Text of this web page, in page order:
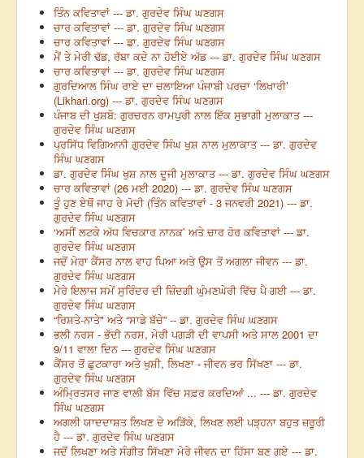
ਤਿੰਨ ਕਵਿਤਾਵਾਂ --- ਡਾ. ਗੁਰਦੇਵ ਸਿੰਘ ਘਣਗਸ
ਚਾਰ ਕਵਿਤਾਵਾਂ --- ਡਾ. ਗੁਰਦੇਵ ਸਿੰਘ ਘਣਗਸ
ਚਾਰ ਕਵਿਤਾਵਾਂ --- ਡਾ. ਗੁਰਦੇਵ ਸਿੰਘ ਘਣਗਸ
ਮੈਂ ਤੇ ਮੇਰੀ ਢੱਡ, ਰੱਬਾ ਕਦੇ ਨਾ ਹੋਈਏ ਅੱਡ --- ਡਾ. ਗੁਰਦੇਵ ਸਿੰਘ ਘਣਗਸ
ਚਾਰ ਕਵਿਤਾਵਾਂ --- ਡਾ. ਗੁਰਦੇਵ ਸਿੰਘ ਘਣਗਸ
ਗੁਰਦਿਆਲ ਸਿੰਘ ਰਾਏ ਦਾ ਚਲਾਇਆ ਪੰਜਾਬੀ ਪਰਚਾ ‘ਲਿਖਾਰੀ’
(Likhari.org) --- ਡਾ. ਗੁਰਦੇਵ ਸਿੰਘ ਘਣਗਸ
ਪੰਜਾਬ ਦੀ ਖੁਸ਼ਬੋ: ਗੁਰਚਰਨ ਰਾਮਪੁਰੀ ਨਾਲ ਇੱਕ ਸੁਭਾਗੀ ਮੁਲਾਕਾਤ ---
ਗੁਰਦੇਵ ਸਿੰਘ ਘਣਗਸ
ਪ੍ਰਸਿੱਧ ਵਿਗਿਆਨੀ ਗੁਰਦੇਵ ਸਿੰਘ ਖੁਸ਼ ਨਾਲ ਮੁਲਾਕਾਤ --- ਡਾ. ਗੁਰਦੇਵ
ਸਿੰਘ ਘਣਗਸ
ਡਾ. ਗੁਰਦੇਵ ਸਿੰਘ ਖੁਸ਼ ਨਾਲ ਦੂਜੀ ਮੁਲਾਕਾਤ --- ਡਾ. ਗੁਰਦੇਵ ਸਿੰਘ ਘਣਗਸ
ਚਾਰ ਕਵਿਤਾਵਾਂ (26 ਮਈ 2020) --- ਡਾ. ਗੁਰਦੇਵ ਸਿੰਘ ਘਣਗਸ
ਤੂੰ ਹੁਣ ਏਥੋਂ ਜਾਹ ਰੇ ਮੋਦੀ (ਤਿੰਨ ਕਵਿਤਾਵਾਂ - 3 ਜਨਵਰੀ 2021) --- ਡਾ.
ਗੁਰਦੇਵ ਸਿੰਘ ਘਣਗਸ
‘ਅਸੀਂ ਲਟਕੇ ਅੱਧ ਵਿਚਕਾਰ ਨਾਨਕ’ ਅਤੇ ਚਾਰ ਹੋਰ ਕਵਿਤਾਵਾਂ --- ਡਾ.
ਗੁਰਦੇਵ ਸਿੰਘ ਘਣਗਸ
ਜਦੋਂ ਮੇਰਾ ਕੈਂਸਰ ਨਾਲ ਵਾਹ ਪਿਆ ਅਤੇ ਉਸ ਤੋਂ ਅਗਲਾ ਜੀਵਨ --- ਡਾ.
ਗੁਰਦੇਵ ਸਿੰਘ ਘਣਗਸ
ਮੇਰੇ ਇਲਾਜ ਸਮੇਂ ਸੁਰਿੰਦਰ ਦੀ ਜ਼ਿੰਦਗੀ ਘੁੰਮਣਘੇਰੀ ਵਿੱਚ ਪੈ ਗਈ --- ਡਾ.
ਗੁਰਦੇਵ ਸਿੰਘ ਘਣਗਸ
“ਰਿਸ਼ਤੇ-ਨਾਤੇ" ਅਤੇ “ਸਾਡੇ ਬੱਚੇ” -- ਡਾ. ਗੁਰਦੇਵ ਸਿੰਘ ਘਣਗਸ
ਭਲੀ ਨਰਸ - ਭੱਦੀ ਨਰਸ, ਮੇਰੀ ਪਗੜੀ ਦੀ ਵਾਪਸੀ ਅਤੇ ਸਾਲ 2001 ਦਾ
9/11 ਵਾਲਾ ਦਿਨ --- ਗੁਰਦੇਵ ਸਿੰਘ ਘਣਗਸ
ਕੈਂਸਰ ਤੋਂ ਛੁਟਕਾਰਾ ਅਤੇ ਖੁਸ਼ੀ, ਲਿਖਣਾ - ਜੀਵਨ ਭਰ ਸਿੱਖਣਾ --- ਡਾ.
ਗੁਰਦੇਵ ਸਿੰਘ ਘਣਗਸ
ਅੰਮ੍ਰਿਤਸਰ ਜਾਣ ਵਾਲੀ ਬੱਸ ਵਿੱਚ ਸਫ਼ਰ ਕਰਦਿਆਂ ... --- ਡਾ. ਗੁਰਦੇਵ
ਸਿੰਘ ਘਣਗਸ
ਅਗਲੀ ਯਾਦਦਾਸ਼ਤ ਲਿਖਣ ਦੇ ਅੜਿੱਕੇ, ਲਿਖਣ ਲਈ ਪੜ੍ਹਨਾ ਬਹੁਤ ਜ਼ਰੂਰੀ
ਹੈ --- ਡਾ. ਗੁਰਦੇਵ ਸਿੰਘ ਘਣਗਸ
ਜਦੋਂ ਲਿਖਣਾ ਅਤੇ ਸੰਗੀਤ ਸਿੱਖਣਾ ਮੇਰੇ ਜੀਵਨ ਦਾ ਹਿੱਸਾ ਬਣ ਗਏ --- ਡਾ.